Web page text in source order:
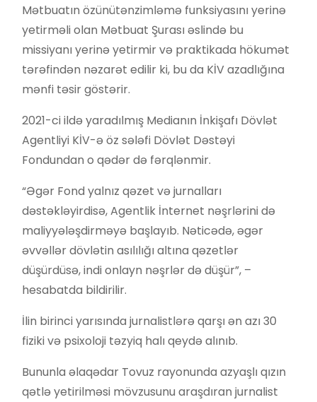
Mətbuatın özünütənzimləmə funksiyasını yerinə
yetirməli olan Mətbuat Şurası əslində bu
missiyanı yerinə yetirmir və praktikada hökumət
tərəfindən nəzarət edilir ki, bu da KİV azadlığına
mənfi təsir göstərir.
2021-ci ildə yaradılmış Medianın İnkişafı Dövlət
Agentliyi KİV-ə öz sələfi Dövlət Dəstəyi
Fondundan o qədər də fərqlənmir.
“Əgər Fond yalnız qəzet və jurnalları
dəstəkləyirdisə, Agentlik İnternet nəşrlərini də
maliyyələşdirməyə başlayıb. Nəticədə, əgər
əvvəllər dövlətin asılılığı altına qəzetlər
düşürdüsə, indi onlayn nəşrlər də düşür”, –
hesabatda bildirilir.
İlin birinci yarısında jurnalistlərə qarşı ən azı 30
fiziki və psixoloji təzyiq halı qeydə alınıb.
Bununla əlaqədar Tovuz rayonunda azyaşlı qızın
qətlə yetirilməsi mövzusunu araşdıran jurnalist